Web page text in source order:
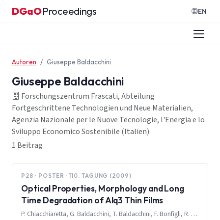
Zum Inhalt springen
DGaO·Proceedings EN
Autoren Giuseppe Baldacchini
Giuseppe Baldacchini
Forschungszentrum Frascati, Abteilung
Fortgeschrittene Technologien und Neue Materialien,
Agenzia Nazionale per le Nuove Tecnologie, l'Energia e lo
Sviluppo Economico Sostenibile (Italien)
1 Beitrag
P28 · POSTER · 110. TAGUNG (2009)
Optical Properties, Morphology and Long
Time Degradation of Alq3 Thin Films
P. Chiacchiaretta, G. Baldacchini, T. Baldacchini, F. Bonfigli, R. B. Pode, R. M. Montereali, M. A. Vincenti